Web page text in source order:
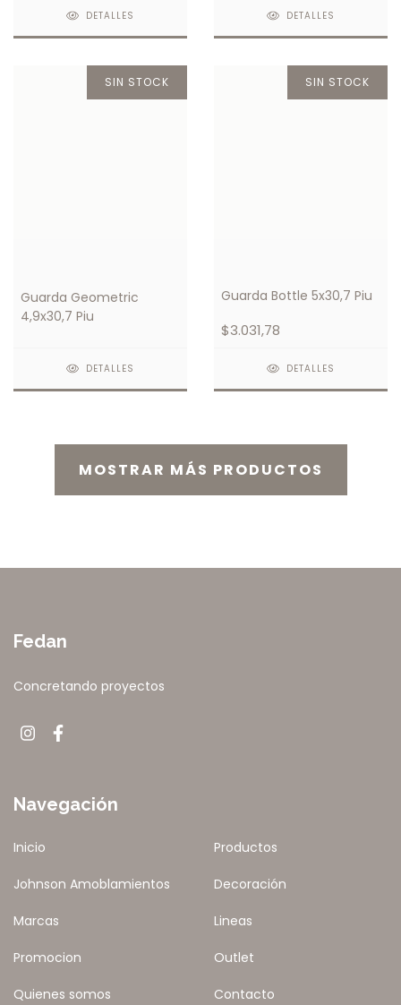
DETALLES DETALLES
SIN STOCK
Guarda Geometric
4,9x30,7 Piu
DETALLES
SIN STOCK
Guarda Bottle 5x30,7 Piu
$3.031,78
DETALLES
MOSTRAR MÁS PRODUCTOS
Fedan
Concretando proyectos
Navegación
Inicio Productos
Johnson Amoblamientos Decoración
Marcas Lineas
Promocion Outlet
Quienes somos Contacto